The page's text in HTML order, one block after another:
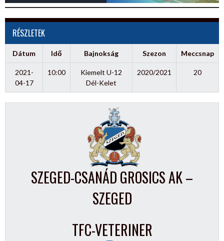
RÉSZLETEK
Dátum Idő Bajnokság Szezon Meccsnap
2021-
04-17
10:00
Kiemelt U-12
Dél-Kelet
2020/2021 20
SZEGED-CSANÁD GROSICS AK –
SZEGED
TFC-VETERINER